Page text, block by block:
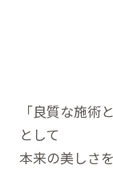
「良質な施術
として
本来の美しさ